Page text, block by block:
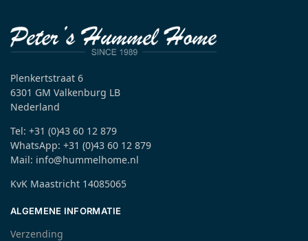
Plenkertstraat 6
6301 GM Valkenburg LB
Nederland
Tel: +31 (0)43 60 12 879
WhatsApp: +31 (0)43 60 12 879
Mail: info@hummelhome.nl
KvK Maastricht 14085065
ALGEMENE INFORMATIE
Verzending